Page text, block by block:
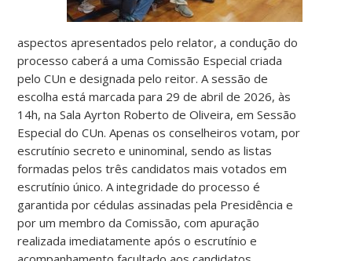
aspectos apresentados pelo relator, a condução do
processo caberá a uma Comissão Especial criada
pelo CUn e designada pelo reitor. A sessão de
escolha está marcada para 29 de abril de 2026, às
14h, na Sala Ayrton Roberto de Oliveira, em Sessão
Especial do CUn. Apenas os conselheiros votam, por
escrutínio secreto e uninominal, sendo as listas
formadas pelos três candidatos mais votados em
escrutínio único. A integridade do processo é
garantida por cédulas assinadas pela Presidência e
por um membro da Comissão, com apuração
realizada imediatamente após o escrutínio e